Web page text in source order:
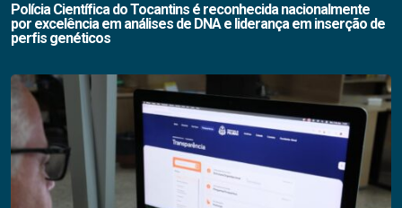
Polícia Científica do Tocantins é reconhecida nacionalmente
por excelência em análises de DNA e liderança em inserção de
perfis genéticos